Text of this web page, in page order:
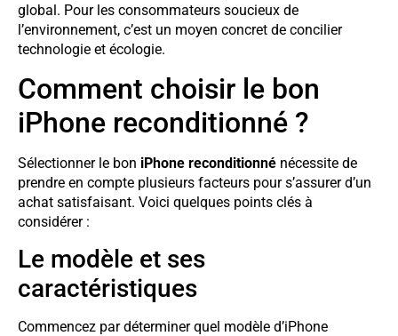
global. Pour les consommateurs soucieux de
l’environnement, c’est un moyen concret de concilier
technologie et écologie.
Comment choisir le bon
iPhone reconditionné ?
Sélectionner le bon iPhone reconditionné nécessite de
prendre en compte plusieurs facteurs pour s’assurer d’un
achat satisfaisant. Voici quelques points clés à
considérer :
Le modèle et ses
caractéristiques
Commencez par déterminer quel modèle d’iPhone